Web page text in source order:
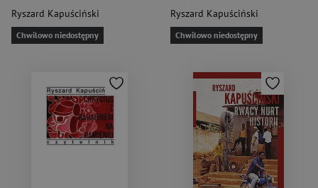
Ryszard Kapuściński
Chwilowo niedostępny
Ryszard Kapuściński
Chwilowo niedostępny